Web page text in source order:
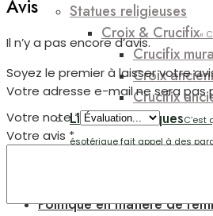
Statues religieuses
Croix & Crucifix«
Crucifix
Croix
Crucifix
Livres ésotériquesC’est
ésotérique fait appel à des
Politique en matière de
Avis
Il n’y a pas encore d’avis.
Soyez le premier à laisser votre
Votre adresse e-mail ne sera pas
Votre note*
Votre avis *